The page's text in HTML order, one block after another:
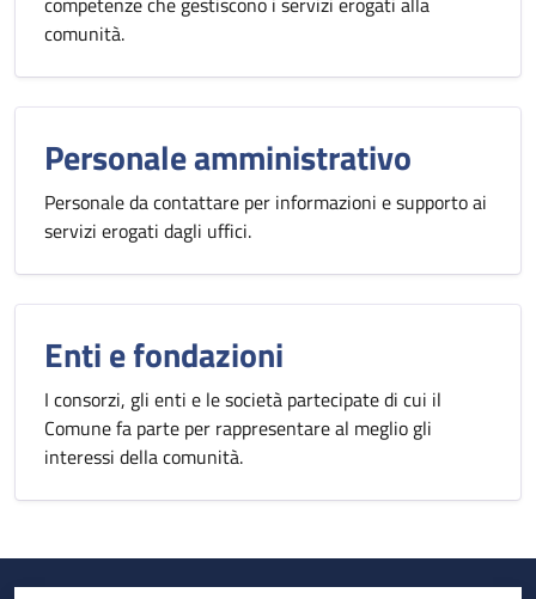
comunità.
Personale amministrativo
Personale da contattare per informazioni e supporto ai
servizi erogati dagli uffici.
Enti e fondazioni
I consorzi, gli enti e le società partecipate di cui il
Comune fa parte per rappresentare al meglio gli
interessi della comunità.